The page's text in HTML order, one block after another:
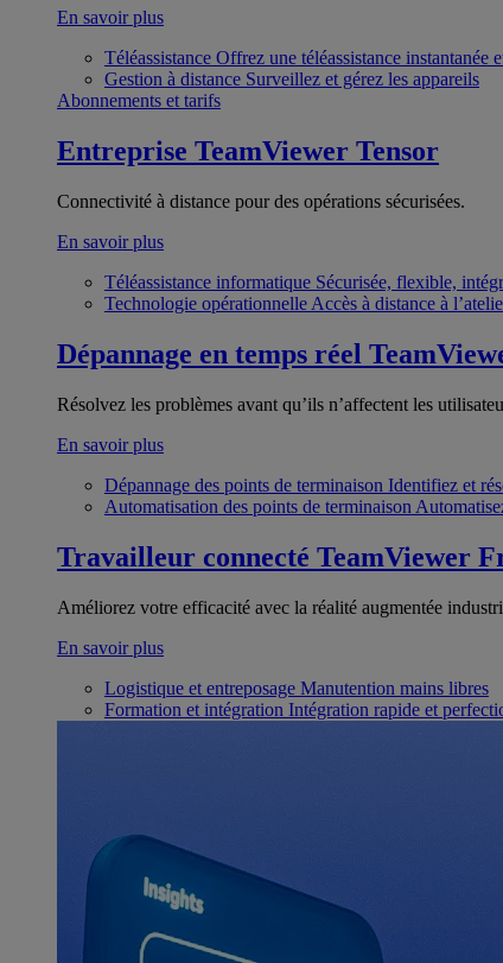
En savoir plus
Téléassistance Offrez une téléassistance instantanée
Gestion à distance Surveillez et gérez les appareils
Abonnements et tarifs
Entreprise TeamViewer Tensor
Connectivité à distance pour des opérations sécurisées.
En savoir plus
Téléassistance informatique Sécurisée, flexible,
Technologie opérationnelle Accès à distance à
Dépannage en temps réel
Résolvez les problèmes avant qu’ils n’affectent les
En savoir plus
Dépannage des points de terminaison Identifiez et
Automatisation des points de terminaison
Travailleur connecté TeamViewer
Améliorez votre efficacité avec la réalité augmentée
En savoir plus
Logistique et entreposage Manutention mains libres
Formation et intégration Intégration rapide et